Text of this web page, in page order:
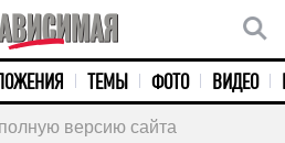
ТЕМЫ ФОТО ВИДЕО
версию сайта